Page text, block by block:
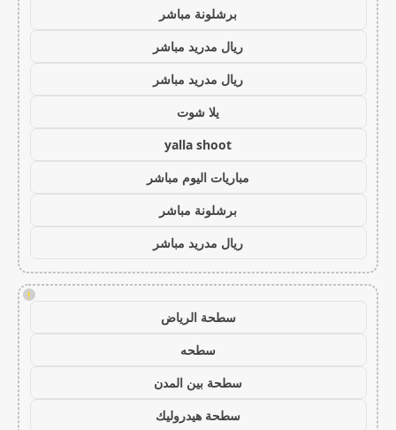
برشلونة مباشر
ريال مدريد مباشر
ريال مدريد مباشر
يلا شوت
yalla shoot
مباريات اليوم مباشر
برشلونة مباشر
ريال مدريد مباشر
!
سطحة الرياض
سطحه
سطحة بين المدن
سطحة هيدروليك